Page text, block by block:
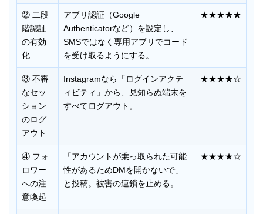
② 二段
階認証
の有効
化
アプリ認証（Google
Authenticatorなど）を設定し、
SMSではなく専用アプリでコード
を受け取るようにする。
★★★★★
③ 不審
なセッ
ション
のログ
アウト
Instagramなら「ログインアクテ
ィビティ」から、見知らぬ端末を
すべてログアウト。
★★★★☆
④ フォ
ロワー
への注
意喚起
「アカウントが乗っ取られた可能
性があるためDMを開かないで」
と投稿。被害の連鎖を止める。
★★★★☆